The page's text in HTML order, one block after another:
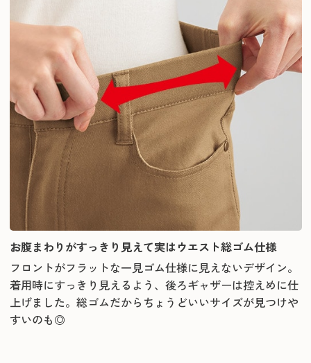
お腹まわりがすっきり見えて実はウエスト総ゴム仕様
フロントがフラットな一見ゴム仕様に見えないデザイン。
着用時にすっきり見えるよう、後ろギャザーは控えめに仕
上げました。総ゴムだからちょうどいいサイズが見つけや
すいのも◎